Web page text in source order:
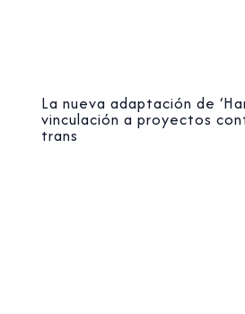
La nueva adaptación de
vinculación a proyectos
trans